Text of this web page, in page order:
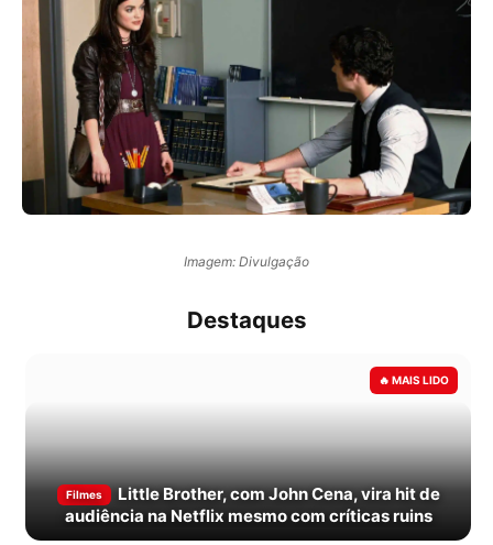
Imagem: Divulgação
Destaques
Filmes
Little Brother, com John Cena, vira hit de
audiência na Netflix mesmo com críticas ruins